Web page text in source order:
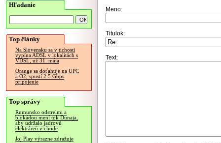
Hľadanie
Top články
Na Slovensku sa v tichosti
vypína ADSL v lokalitách s
VDSL, už 31. mája
Orange sa doťahuje na UPC
a O2, spustí 2.5 Gbps
pripojenie
Top správy
Rumunsko odstrelmi a
blokádou mení tok Dunaja,
aby udržalo jadrovú
elektráreň v chode
Joj Play výrazne zdražuje
Meno:
Titulok:
Text: